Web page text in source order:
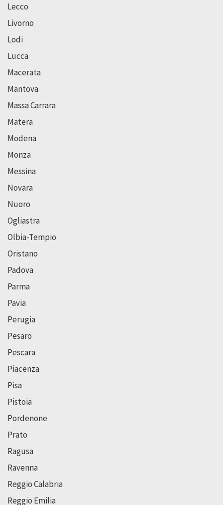
Lecco
Livorno
Lodi
Lucca
Macerata
Mantova
Massa Carrara
Matera
Modena
Monza
Messina
Novara
Nuoro
Ogliastra
Olbia-Tempio
Oristano
Padova
Parma
Pavia
Perugia
Pesaro
Pescara
Piacenza
Pisa
Pistoia
Pordenone
Prato
Ragusa
Ravenna
Reggio Calabria
Reggio Emilia